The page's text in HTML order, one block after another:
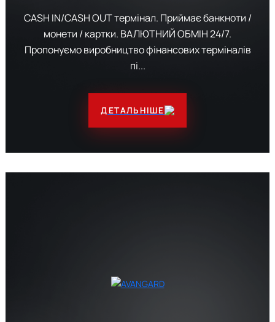
CASH IN/CASH OUT термінал. Приймає банкноти /
монети / картки. ВАЛЮТНИЙ ОБМІН 24/7.
Пропонуємо виробництво фінансових терміналів
пі...
ДЕТАЛЬНІШЕ